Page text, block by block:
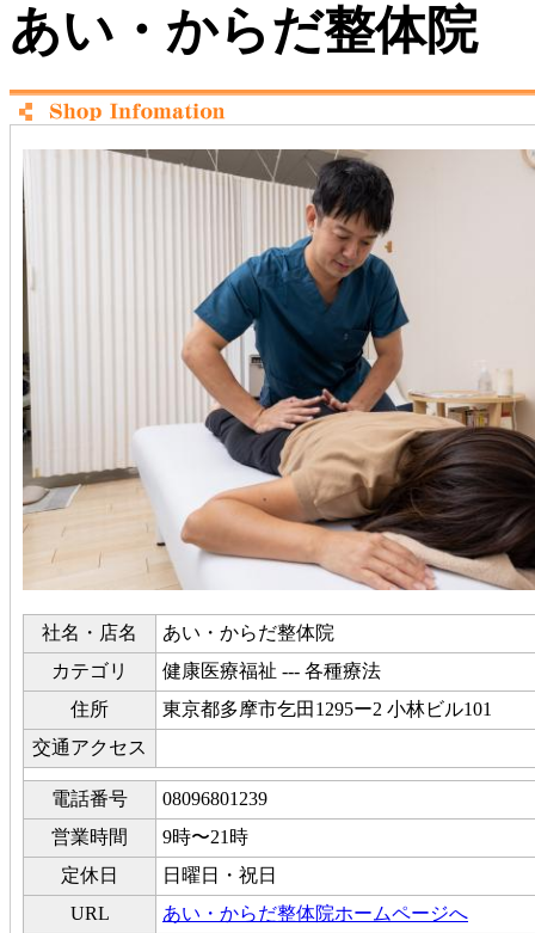
あい・からだ整体院
社名・店名
あい・からだ整体院
カテゴリ
健康医療福祉 --- 各種療法
住所
東京都多摩市乞田1295ー2 小林ビル101
交通アクセス
電話番号
08096801239
営業時間
9時〜21時
定休日
日曜日・祝日
URL
あい・からだ整体院ホームページへ